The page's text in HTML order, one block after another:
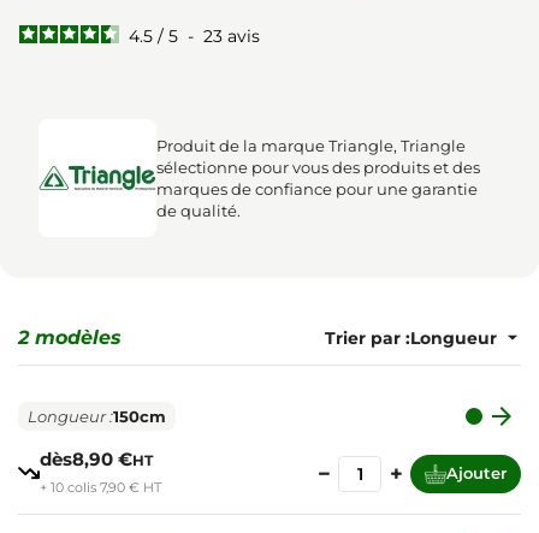
4.5 / 5 - 23 avis
Produit de la marque Triangle, Triangle
sélectionne pour vous des produits et des
marques de confiance pour une garantie
de qualité.
2 modèles Trier par :
Longueur :150cm 
dès8,90 €HT
+ 10 colis 7,90 € HT
− + Ajouter